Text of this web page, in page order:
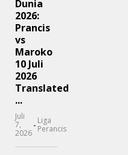
Dunia
2026:
Prancis
vs
Maroko
10 Juli
2026
Translated
...
Juli
7,
2026
- Liga
Perancis